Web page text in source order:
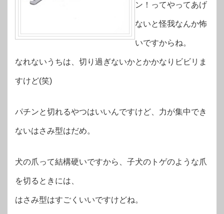
ン！ってやってあげ
ないと怪我なんか怖
いですからね。
なれないうちは、切り過ぎないかとかかなりビビリま
すけど(笑)
パチンと切れるやつはいいんですけど、力が集中でき
ないはさみ型はだめ。
犬の爪って結構硬いですから、子犬のトゲのような爪
を切るときには、
はさみ型はすごくいいですけどね。